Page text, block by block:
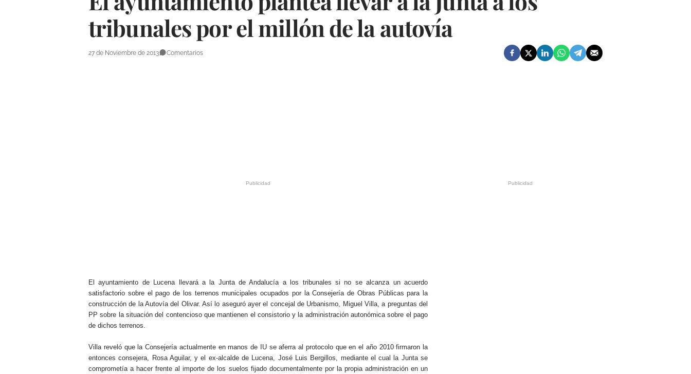
tribunales por el millón de la autovía
27 de Noviembre de 2013 Comentarios
El ayuntamiento de Lucena llevará a la Junta de Andalucía a los tribunales si no se alcanza un acuerdo
satisfactorio sobre el pago de los terrenos municipales ocupados por la Consejería de Obras Públicas para la
construcción de la Autovía del Olivar. Así lo aseguró ayer el concejal de Urbanismo, Miguel Villa, a preguntas del
PP sobre la situación del contencioso que mantienen el consistorio y la administración autonómica sobre el pago
de dichos terrenos.
Villa reveló que la Consejería actualmente en manos de IU se aferra al protocolo que en el año 2010 firmaron la
entonces consejera, Rosa Aguilar, y el ex-alcalde de Lucena, José Luis Bergillos, mediante el cual la Junta se
comprometía a hacer frente al importe de los suelos fijado documentalmente por la propia administración en un